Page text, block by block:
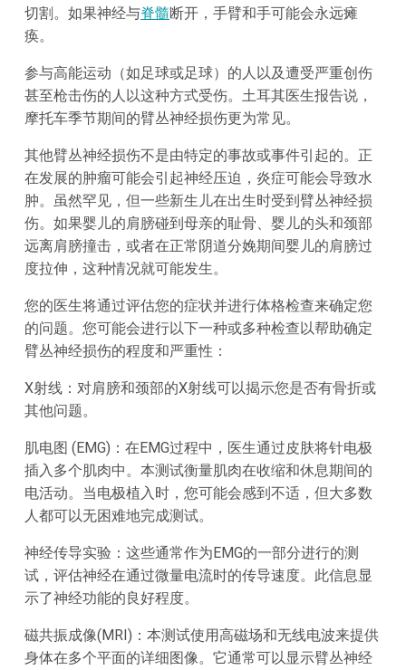
切割。如果神经与脊髓断开，手臂和手可能会永远瘫
痪。
参与高能运动（如足球或足球）的人以及遭受严重创伤
甚至枪击伤的人以这种方式受伤。土耳其医生报告说，
摩托车季节期间的臂丛神经损伤更为常见。
其他臂丛神经损伤不是由特定的事故或事件引起的。正
在发展的肿瘤可能会引起神经压迫，炎症可能会导致水
肿。虽然罕见，但一些新生儿在出生时受到臂丛神经损
伤。如果婴儿的肩膀碰到母亲的耻骨、婴儿的头和颈部
远离肩膀撞击，或者在正常阴道分娩期间婴儿的肩膀过
度拉伸，这种情况就可能发生。
您的医生将通过评估您的症状并进行体格检查来确定您
的问题。您可能会进行以下一种或多种检查以帮助确定
臂丛神经损伤的程度和严重性：
X射线：对肩膀和颈部的X射线可以揭示您是否有骨折或
其他问题。
肌电图 (EMG)：在EMG过程中，医生通过皮肤将针电极
插入多个肌肉中。本测试衡量肌肉在收缩和休息期间的
电活动。当电极植入时，您可能会感到不适，但大多数
人都可以无困难地完成测试。
神经传导实验：这些通常作为EMG的一部分进行的测
试，评估神经在通过微量电流时的传导速度。此信息显
示了神经功能的良好程度。
磁共振成像(MRI)：本测试使用高磁场和无线电波来提供
身体在多个平面的详细图像。它通常可以显示臂丛神经